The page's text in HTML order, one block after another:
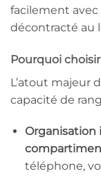
facilement
décontracté au
Pourquoi choisir
L’atout majeur
capacité de
Organisation
téléphone,